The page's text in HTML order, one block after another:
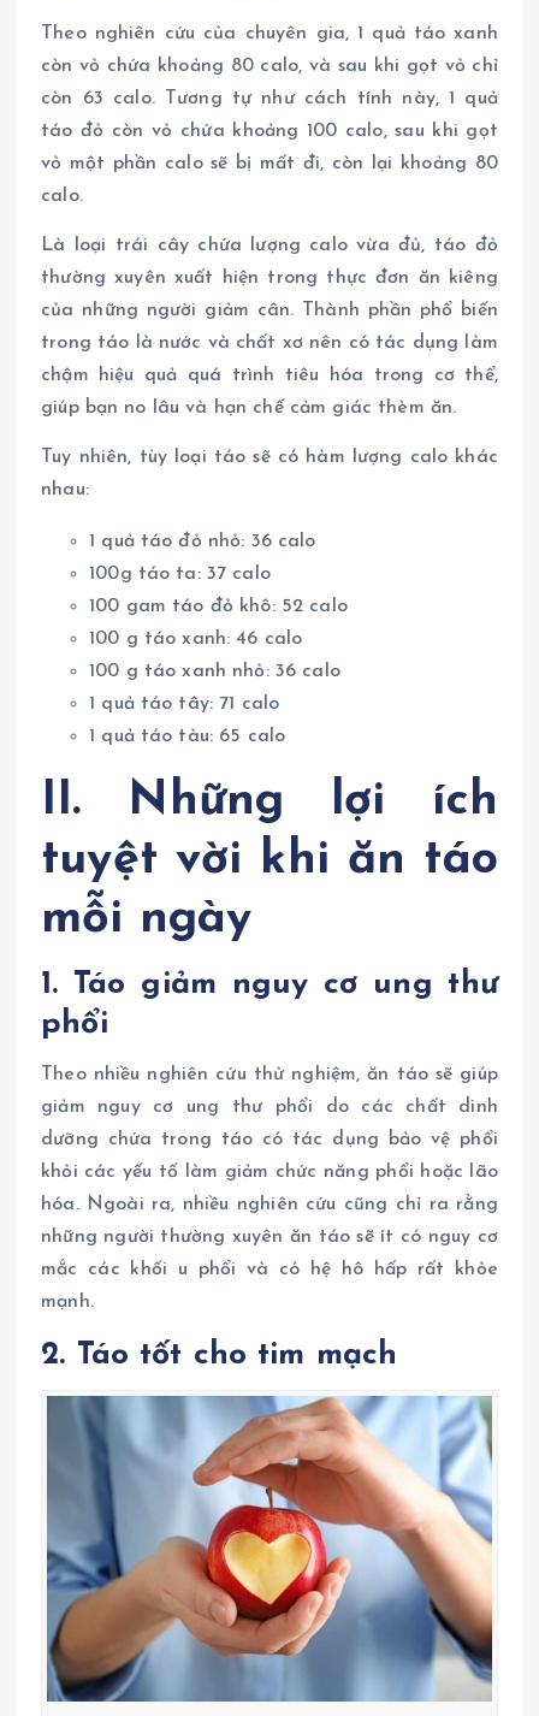
Theo nghiên cứu của chuyên gia, 1 quả táo xanh
còn vỏ chứa khoảng 80 calo, và sau khi gọt vỏ chỉ
còn 63 calo. Tương tự như cách tính này, 1 quả
táo đỏ còn vỏ chứa khoảng 100 calo, sau khi gọt
vỏ một phần calo sẽ bị mất đi, còn lại khoảng 80
calo.
Là loại trái cây chứa lượng calo vừa đủ, táo đỏ
thường xuyên xuất hiện trong thực đơn ăn kiêng
của những người giảm cân. Thành phần phổ biến
trong táo là nước và chất xơ nên có tác dụng làm
chậm hiệu quả quá trình tiêu hóa trong cơ thể,
giúp bạn no lâu và hạn chế cảm giác thèm ăn.
Tuy nhiên, tùy loại táo sẽ có hàm lượng calo khác
nhau:
1 quả táo đỏ nhỏ: 36 calo
100g táo ta: 37 calo
100 gam táo đỏ khô: 52 calo
100 g táo xanh: 46 calo
100 g táo xanh nhỏ: 36 calo
1 quả táo tây: 71 calo
1 quả táo tàu: 65 calo
II. Những lợi ích
tuyệt vời khi ăn táo
mỗi ngày
1. Táo giảm nguy cơ ung thư
phổi
Theo nhiều nghiên cứu thử nghiệm, ăn táo sẽ giúp
giảm nguy cơ ung thư phổi do các chất dinh
dưỡng chứa trong táo có tác dụng bảo vệ phổi
khỏi các yếu tố làm giảm chức năng phổi hoặc lão
hóa. Ngoài ra, nhiều nghiên cứu cũng chỉ ra rằng
những người thường xuyên ăn táo sẽ ít có nguy cơ
mắc các khối u phổi và có hệ hô hấp rất khỏe
mạnh.
2. Táo tốt cho tim mạch